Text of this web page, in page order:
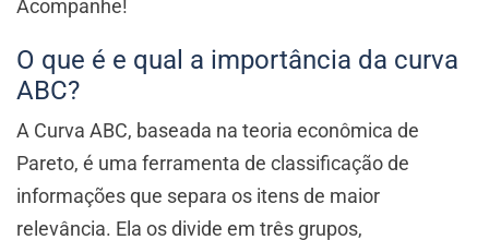
Acompanhe!
O que é e qual a importância da curva
ABC?
A Curva ABC, baseada na teoria econômica de
Pareto, é uma ferramenta de classificação de
informações que separa os itens de maior
relevância. Ela os divide em três grupos,